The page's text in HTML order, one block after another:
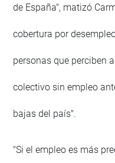
de España", matizó
cobertura por
personas que perciben
colectivo sin empleo
bajas del país".
"Si el empleo es más